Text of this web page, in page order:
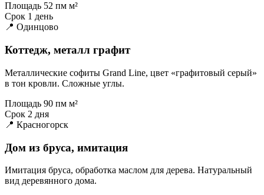
Площадь 52 пм м²
Срок 1 день
📍 Одинцово
Коттедж, металл графит
Металлические софиты Grand Line, цвет «графитовый серый»
в тон кровли. Сложные углы.
Площадь 90 пм м²
Срок 2 дня
📍 Красногорск
Дом из бруса, имитация
Имитация бруса, обработка маслом для дерева. Натуральный
вид деревянного дома.